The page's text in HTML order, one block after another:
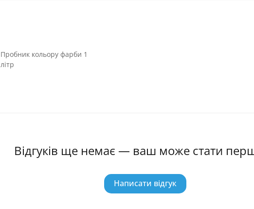
Пробник кольору фарби 1
літр
Відгуків ще немає — ваш може стати
Написати відгук